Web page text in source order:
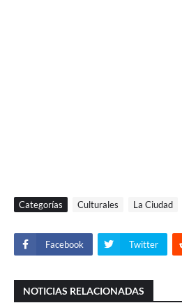
Categorías Culturales La Ciudad
Facebook Twitter
NOTICIAS RELACIONADAS